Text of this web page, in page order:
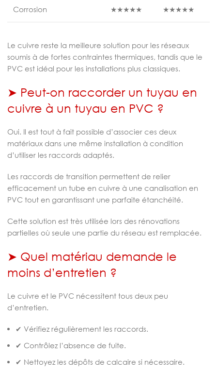
Corrosion ★★★★★ ★★★★★
Le cuivre reste la meilleure solution pour les réseaux
soumis à de fortes contraintes thermiques, tandis que le
PVC est idéal pour les installations plus classiques.
➤ Peut-on raccorder un tuyau en
cuivre à un tuyau en PVC ?
Oui. Il est tout à fait possible d’associer ces deux
matériaux dans une même installation à condition
d’utiliser les raccords adaptés.
Les raccords de transition permettent de relier
efficacement un tube en cuivre à une canalisation en
PVC tout en garantissant une parfaite étanchéité.
Cette solution est très utilisée lors des rénovations
partielles où seule une partie du réseau est remplacée.
➤ Quel matériau demande le
moins d’entretien ?
Le cuivre et le PVC nécessitent tous deux peu
d’entretien.
✔ Vérifiez régulièrement les raccords.
✔ Contrôlez l’absence de fuite.
✔ Nettoyez les dépôts de calcaire si nécessaire.